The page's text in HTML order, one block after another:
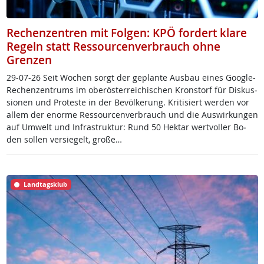
Rechenzentren mit Folgen: KPÖ fordert klare
Regeln statt Ressourcenverbrauch ohne
Grenzen
29-07-26 Seit Wo­chen sorgt der ge­plan­te Aus­bau ei­nes Goog­le-
Re­chen­zen­trums im ober­ös­t­er­rei­chi­schen Kron­s­torf für Dis­kus­
sio­nen und Pro­tes­te in der Be­völ­ke­rung. Kri­ti­siert wer­den vor
al­lem der enor­me Res­sour­cen­ver­brauch und die Aus­wir­kun­gen
auf Um­welt und In­fra­struk­tur: Rund 50 Hektar wert­vol­ler Bo­
den sol­len ver­sie­gelt, gro­ße…
Landtagsklub